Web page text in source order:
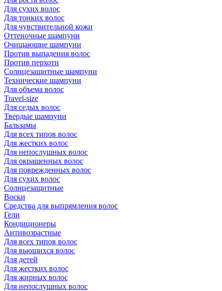
Для сухих волос
Для тонких волос
Для чувствительной кожи
Оттеночные шампуни
Очищающие шампуни
Против выпадения волос
Против перхоти
Солнцезащитные шампуни
Технические шампуни
Для объема волос
Travel-size
Для седых волос
Твердые шампуни
Бальзамы
Для всех типов волос
Для жестких волос
Для непослушных волос
Для окрашенных волос
Для поврежденных волос
Для сухих волос
Солнцезащитные
Воски
Средства для выпрямления волос
Гели
Кондиционеры
Антивозрастные
Для всех типов волос
Для вьющихся волос
Для детей
Для жестких волос
Для жирных волос
Для непослушных волос